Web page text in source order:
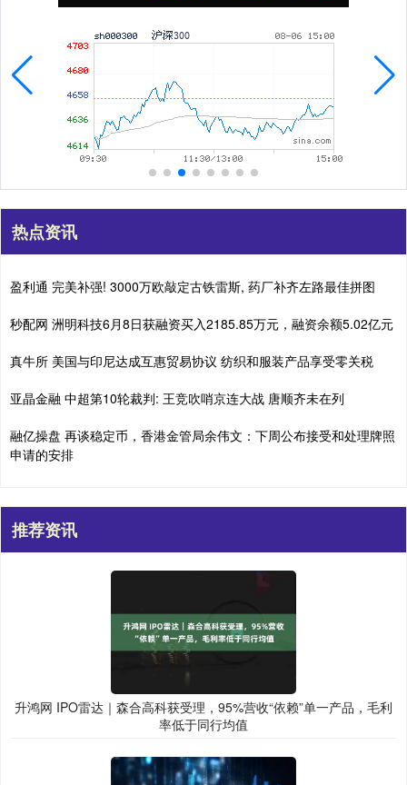
热点资讯
盈利通 完美补强! 3000万欧敲定古铁雷斯, 药厂补齐左路最佳拼图
秒配网 洲明科技6月8日获融资买入2185.85万元，融资余额5.02亿元
真牛所 美国与印尼达成互惠贸易协议 纺织和服装产品享受零关税
亚晶金融 中超第10轮裁判: 王竞吹哨京连大战 唐顺齐未在列
融亿操盘 再谈稳定币，香港金管局余伟文：下周公布接受和处理牌照
申请的安排
推荐资讯
升鸿网 IPO雷达｜森合高科获受理，95%营收“依赖”单一产品，毛利
率低于同行均值